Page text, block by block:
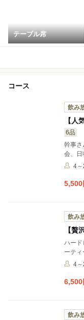
テーブル席
コース
飲み
【人
6品
幹事さん必見！ バースデ
会、日
ティ
お気軽にご
4
5,500
飲み
【贅
ハードロ
ーテ
リのハ
談ください！ ★ビール付き
4
6,500
飲み